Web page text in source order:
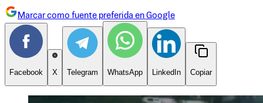
Marcar como fuente preferida en Google
Facebook X Telegram WhatsApp LinkedIn Copiar